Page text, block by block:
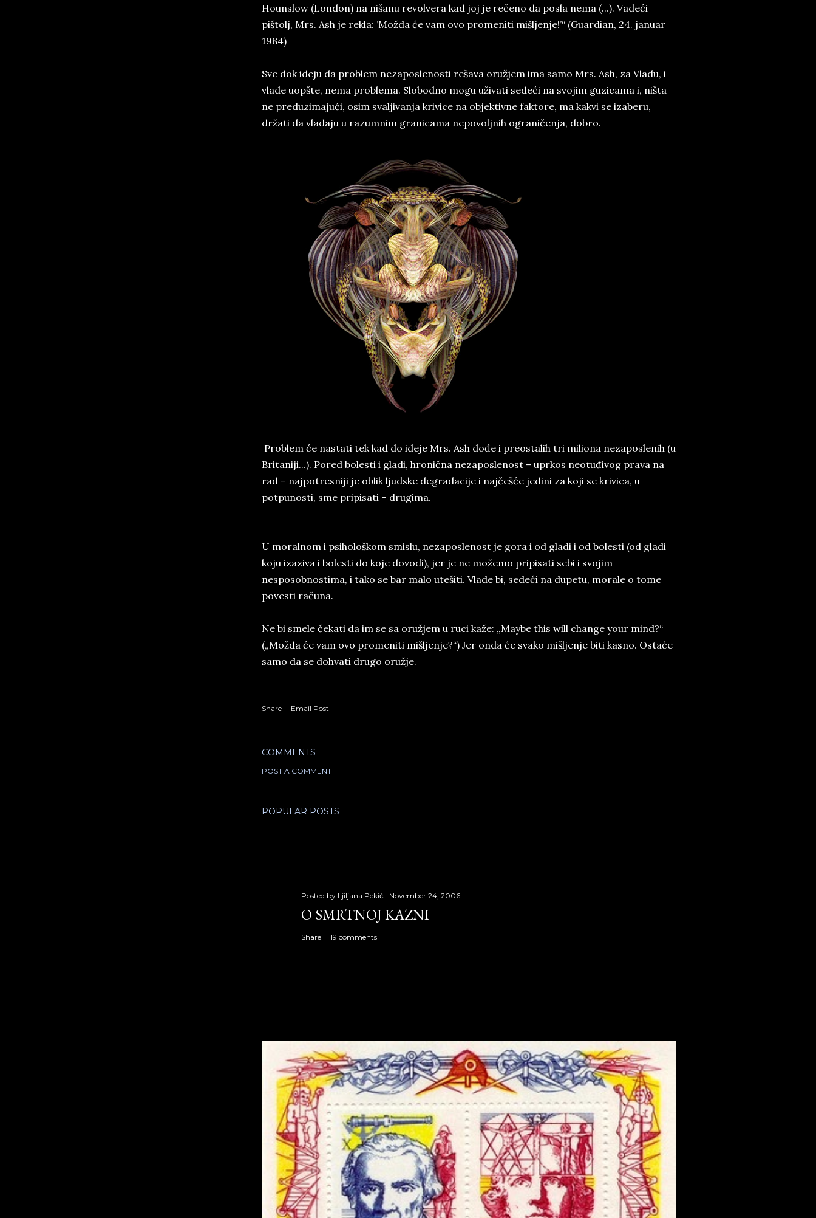
Hounslow (London) na nišanu revolvera kad joj je rečeno da posla nema (...). Vadeći
pištolj, Mrs. Ash je rekla: ’Možda će vam ovo promeniti mišljenje!’“ (Guardian, 24. januar
1984)
Sve dok ideju da problem nezaposlenosti rešava oružjem ima samo Mrs. Ash, za Vladu, i
vlade uopšte, nema problema. Slobodno mogu uživati sedeći na svojim guzicama i, ništa
ne preduzimajući, osim svaljivanja krivice na objektivne faktore, ma kakvi se izaberu,
držati da vladaju u razumnim granicama nepovoljnih ograničenja, dobro.
Problem će nastati tek kad do ideje Mrs. Ash dođe i preostalih tri miliona nezaposlenih (u
Britaniji...). Pored bolesti i gladi, hronična nezaposlenost – uprkos neotuđivog prava na
rad – najpotresniji je oblik ljudske degradacije i najčešće jedini za koji se krivica, u
potpunosti, sme pripisati – drugima.
U moralnom i psihološkom smislu, nezaposlenost je gora i od gladi i od bolesti (od gladi
koju izaziva i bolesti do koje dovodi), jer je ne možemo pripisati sebi i svojim
nesposobnostima, i tako se bar malo utešiti. Vlade bi, sedeći na dupetu, morale o tome
povesti računa.
Ne bi smele čekati da im se sa oružjem u ruci kaže: „Maybe this will change your mind?“
(„Možda će vam ovo promeniti mišljenje?“) Jer onda će svako mišljenje biti kasno. Ostaće
samo da se dohvati drugo oružje.
Share Email Post
COMMENTS
POST A COMMENT
POPULAR POSTS
Posted by Ljiljana Pekić November 24, 2006
O SMRTNOJ KAZNI
Share 19 comments